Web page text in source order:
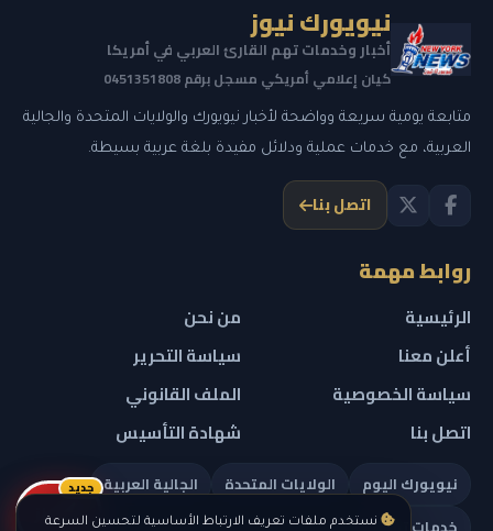
نستخدم ملفات تعريف الارتباط الأساسية لتحسين السرعة
نيويورك نيوز
أخبار وخدمات تهم القارئ العربي في أمريكا
كيان إعلامي أمريكي مسجل برقم 0451351808
متابعة يومية سريعة وواضحة لأخبار نيويورك والولايات المتحدة والجالية
العربية، مع خدمات عملية ودلائل مفيدة بلغة عربية بسيطة.
اتصل بنا
روابط مهمة
الرئيسية
من نحن
أعلن معنا
سياسة التحرير
سياسة الخصوصية
الملف القانوني
اتصل بنا
شهادة التأسيس
نيويورك اليوم الولايات المتحدة
الجالية العربية
ريلز
جديد